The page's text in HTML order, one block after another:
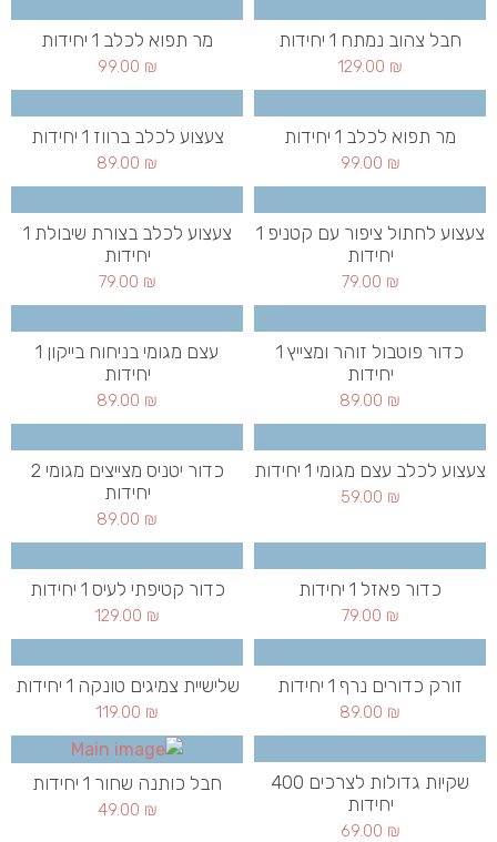
חבל צהוב נמתח 1 יחידות
129.00 ₪
מר תפוא לכלב 1 יחידות
99.00 ₪
מר תפוא לכלב 1 יחידות
99.00 ₪
צעצוע לכלב ברווז 1 יחידות
89.00 ₪
צעצוע לחתול ציפור עם קטניפ 1
יחידות
79.00 ₪
צעצוע לכלב בצורת שיבולת 1
יחידות
79.00 ₪
כדור פוטבול זוהר ומצייץ 1
יחידות
89.00 ₪
עצם מגומי בניחוח בייקון 1
יחידות
89.00 ₪
צעצוע לכלב עצם מגומי 1 יחידות
59.00 ₪
כדור יטניס מצייצים מגומי 2
יחידות
89.00 ₪
כדור פאזל 1 יחידות
79.00 ₪
כדור קטיפתי לעיס 1 יחידות
129.00 ₪
זורק כדורים נרף 1 יחידות
89.00 ₪
שלישיית צמיגים טונקה 1 יחידות
119.00 ₪
שקיות גדולות לצרכים 400
יחידות
69.00 ₪
חבל כותנה שחור 1 יחידות
49.00 ₪